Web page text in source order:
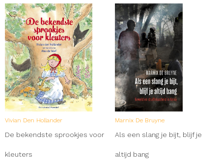
Vivian Den Hollander
De bekendste sprookjes voor
kleuters
Marnix De Bruyne
Als een slang je bijt, blijf je
altijd bang